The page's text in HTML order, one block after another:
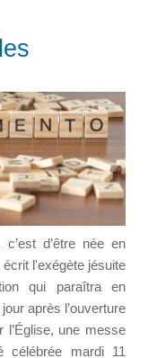
d’être née en
l'exégète jésuite
qui paraîtra en
après l’ouverture
une messe
célébrée mardi 11